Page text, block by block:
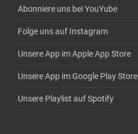
Abonniere uns bei YouYube
Folge uns auf Instagram
Unsere App im Apple App Store
Unsere App im Google Play Store
Unsere Playlist auf Spotify